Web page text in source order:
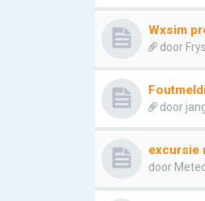
Wxsim
door
door
excursie
door